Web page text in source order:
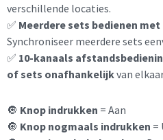
verschillende locaties.
✅ Meerdere sets bedienen
Synchroniseer meerdere sets
✅ 10-kanaals
of sets onafhankelijkvan
🔘 Knop indrukken = Aan
🔘 Knop nogmaals indrukken =